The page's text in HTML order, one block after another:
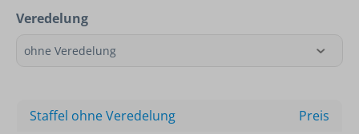
Veredelung
Staffel ohne Veredelung Preis